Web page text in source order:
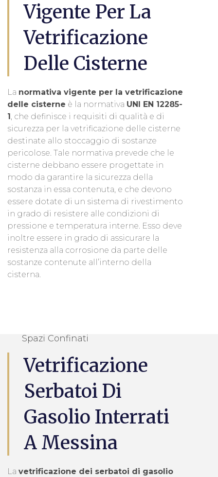
Vigente Per La
Vetrificazione
Delle Cisterne
La normativa vigente per la vetrificazione
delle cisterne è la normativa UNI EN 12285-
1 , che definisce i requisiti di qualità e di
sicurezza per la vetrificazione delle cisterne
destinate allo stoccaggio di sostanze
pericolose. Tale normativa prevede che le
cisterne debbano essere progettate in
modo da garantire la sicurezza della
sostanza in essa contenuta, e che devono
essere dotate di un sistema di rivestimento
in grado di resistere alle condizioni di
pressione e temperatura interne. Esso deve
inoltre essere in grado di assicurare la
resistenza alla corrosione da parte delle
sostanze contenute all’interno della
cisterna.
Spazi Confinati
Vetrificazione
Serbatoi Di
Gasolio Interrati
A Messina
La vetrificazione dei serbatoi di gasolio